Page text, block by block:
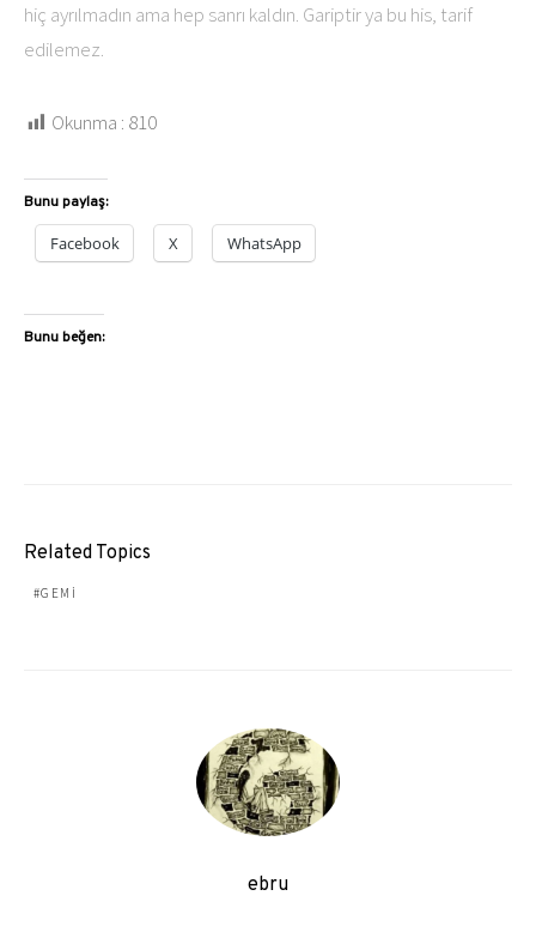
hiç ayrılmadın ama hep sanrı kaldın. Gariptir ya bu his, tarif
edilemez.
Okunma : 810
Bunu paylaş:
Facebook X WhatsApp
Bunu beğen:
Related Topics
GEMI
ebru